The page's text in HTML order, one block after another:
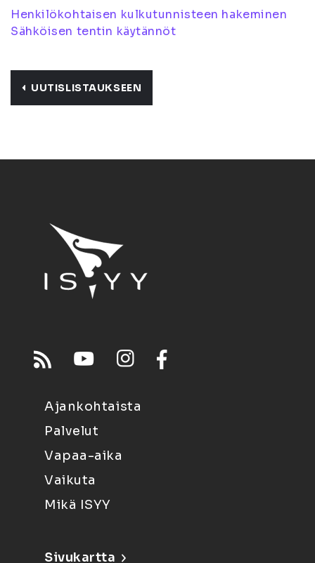
Henkilökohtaisen kulkutunnisteen hakeminen
Sähköisen tentin käytännöt
UUTISLISTAUKSEEN
Ajankohtaista
Palvelut
Vapaa-aika
Vaikuta
Mikä ISYY
Sivukartta